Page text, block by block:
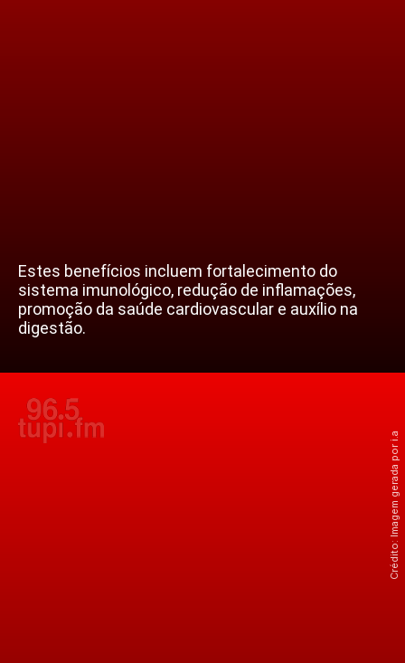
Estes benefícios incluem fortalecimento do
sistema imunológico, redução de inflamações,
promoção da saúde cardiovascular e auxílio na
digestão.
Crédito: Imagem gerada por i.a